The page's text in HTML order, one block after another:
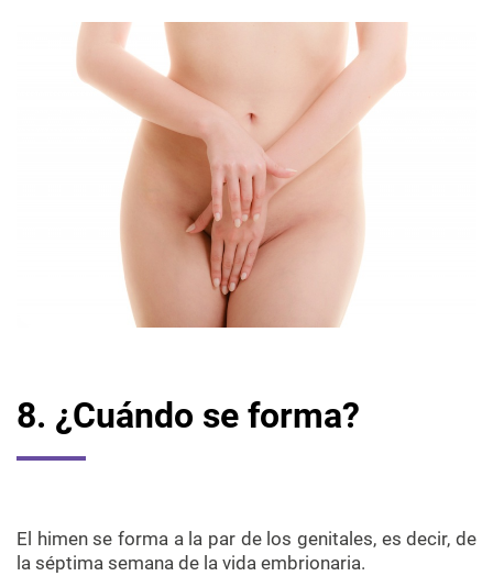
8. ¿Cuándo se forma?
El himen se forma a la par de los genitales, es decir, de
la séptima semana de la vida embrionaria.